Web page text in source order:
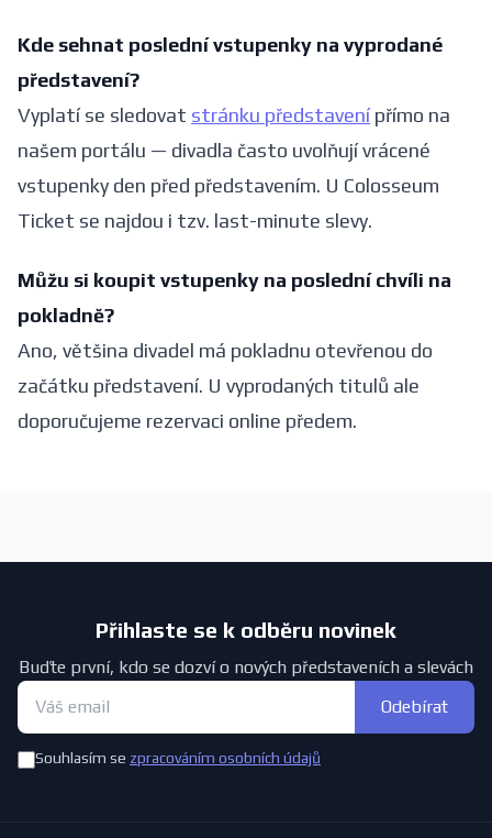
Kde sehnat poslední vstupenky na vyprodané
představení?
Vyplatí se sledovat stránku představení přímo na
našem portálu — divadla často uvolňují vrácené
vstupenky den před představením. U Colosseum
Ticket se najdou i tzv. last-minute slevy.
Můžu si koupit vstupenky na poslední chvíli na
pokladně?
Ano, většina divadel má pokladnu otevřenou do
začátku představení. U vyprodaných titulů ale
doporučujeme rezervaci online předem.
Přihlaste se k odběru novinek
Buďte první, kdo se dozví o nových představeních a slevách
Odebírat
Souhlasím se zpracováním osobních údajů